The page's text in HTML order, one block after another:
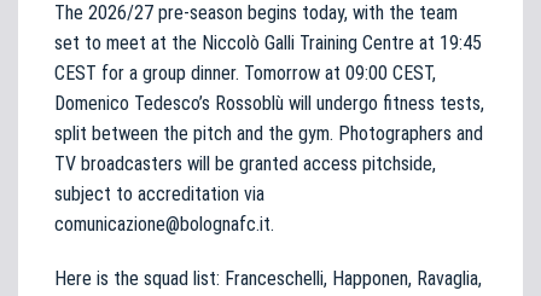
The 2026/27 pre-season begins today, with the team
set to meet at the Niccolò Galli Training Centre at 19:45
CEST for a group dinner. Tomorrow at 09:00 CEST,
Domenico Tedesco’s Rossoblù will undergo fitness tests,
split between the pitch and the gym. Photographers and
TV broadcasters will be granted access pitchside,
subject to accreditation via
comunicazione@bolognafc.it.
Here is the squad list: Franceschelli, Happonen, Ravaglia,